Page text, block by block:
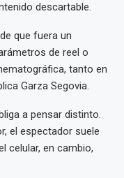
descartable.
que fuera un
de reel o
tanto en
Garza Segovia.
a pensar distinto.
el espectador suele
celular, en cambio,